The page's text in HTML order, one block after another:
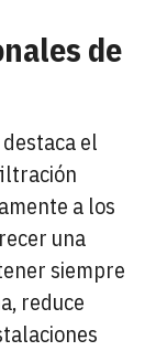
de
el
a los
una
siempre
reduce